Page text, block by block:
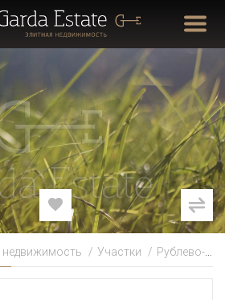
недвижимость Участки Рублево-Успенское